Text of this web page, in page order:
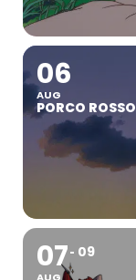
06
AUG
PORCO
07 09